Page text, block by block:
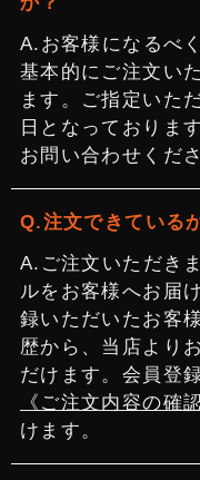
お客様になるべ
基本的にご注文い
ます。ご指定いた
日となっておりま
お問い合わせくださ
注文できている
ご注文いただき
ルをお客様へお届
録いただいたお客様
歴から、当店より
だけます。会員登
《ご注文内容の確
けます。